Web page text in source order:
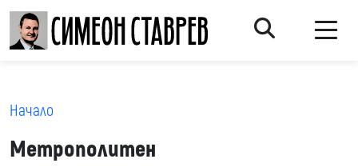
Начало
Метрополитен